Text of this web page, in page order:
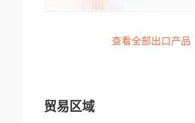
查看全部出口产品
贸易区域